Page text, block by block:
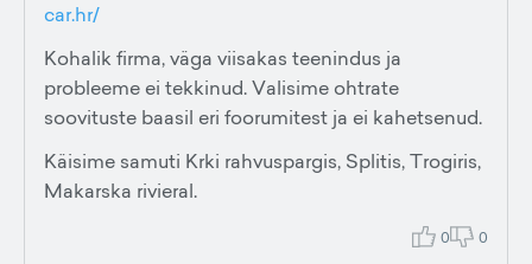
car.hr/
Kohalik firma, väga viisakas teenindus ja
probleeme ei tekkinud. Valisime ohtrate
soovituste baasil eri foorumitest ja ei kahetsenud.
Käisime samuti Krki rahvuspargis, Splitis, Trogiris,
Makarska rivieral.
0 0